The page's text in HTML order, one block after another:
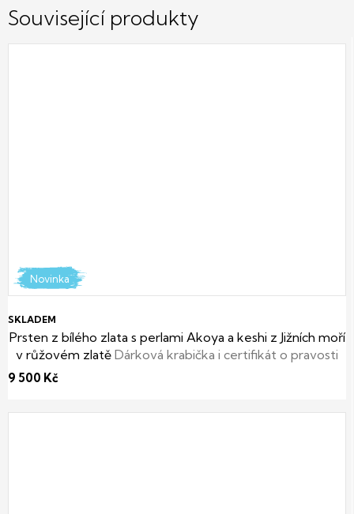
Související produkty
Novinka
Prsten z bílého zlata s perlami Akoya a keshi z Jižních moří
v růžovém zlatě Dárková krabička i certifikát o pravosti
SKLADEM
9 500 Kč